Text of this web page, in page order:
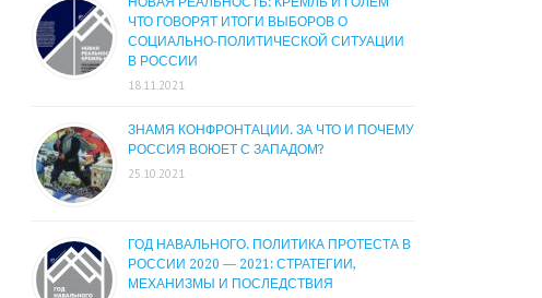
ЧТО ГОВОРЯТ ИТОГИ ВЫБОРОВ О
СОЦИАЛЬНО-ПОЛИТИЧЕСКОЙ СИТУАЦИИ
В РОССИИ
18.11.2021
ЗНАМЯ КОНФРОНТАЦИИ. ЗА ЧТО И ПОЧЕМУ
РОССИЯ ВОЮЕТ С ЗАПАДОМ?
25.10.2021
ГОД НАВАЛЬНОГО. ПОЛИТИКА ПРОТЕСТА В
РОССИИ 2020 — 2021: СТРАТЕГИИ,
МЕХАНИЗМЫ И ПОСЛЕДСТВИЯ